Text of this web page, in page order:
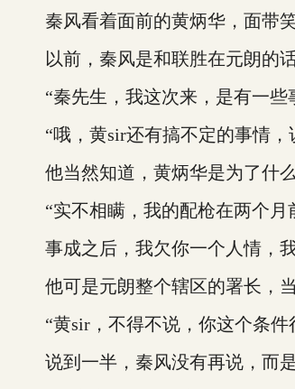
秦风看着面前的黄炳华，面带笑
以前，秦风是和联胜在元朗的话
“秦先生，我这次来，是有一些
“哦，黄sir还有搞不定的事情，
他当然知道，黄炳华是为了什么
“实不相瞒，我的配枪在两个月前
事成之后，我欠你一个人情，我
他可是元朗整个辖区的署长，当
“黄sir，不得不说，你这个条件
说到一半，秦风没有再说，而是